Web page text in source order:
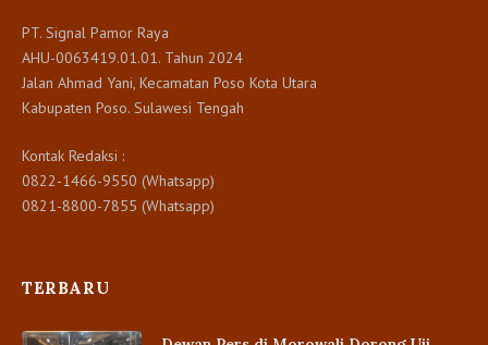
PT. Signal Pamor Raya
AHU-0063419.01.01. Tahun 2024
Jalan Ahmad Yani, Kecamatan Poso Kota Utara
Kabupaten Poso. Sulawesi Tengah
Kontak Redaksi :
0822-1466-9550 (Whatsapp)
0821-8800-7855 (Whatsapp)
TERBARU